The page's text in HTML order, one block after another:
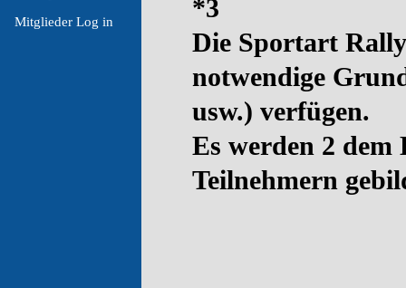
Mitglieder Log in
*3
Die Sportart
notwendige
usw.) verfügen.
Es werden 2 dem
Teilnehmern